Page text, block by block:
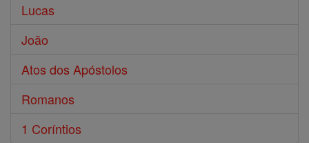
Lucas
João
Atos dos Apóstolos
Romanos
1 Coríntios